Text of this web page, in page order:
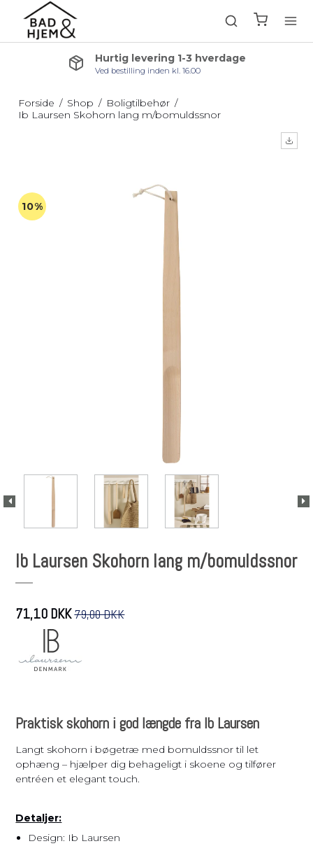
Hurtig levering 1-3 hverdage
Ved bestilling inden kl. 16.00
Forside / Shop / Boligtilbehør /
Ib Laursen Skohorn lang m/bomuldssnor
10%
Ib Laursen Skohorn lang m/bomuldssnor
71,10 DKK79,00 DKK
Praktisk skohorn i god længde fra Ib Laursen
Langt skohorn i bøgetræ med bomuldssnor til let
ophæng – hjælper dig behageligt i skoene og tilfører
entréen et elegant touch.
Detaljer:
Design: Ib Laursen